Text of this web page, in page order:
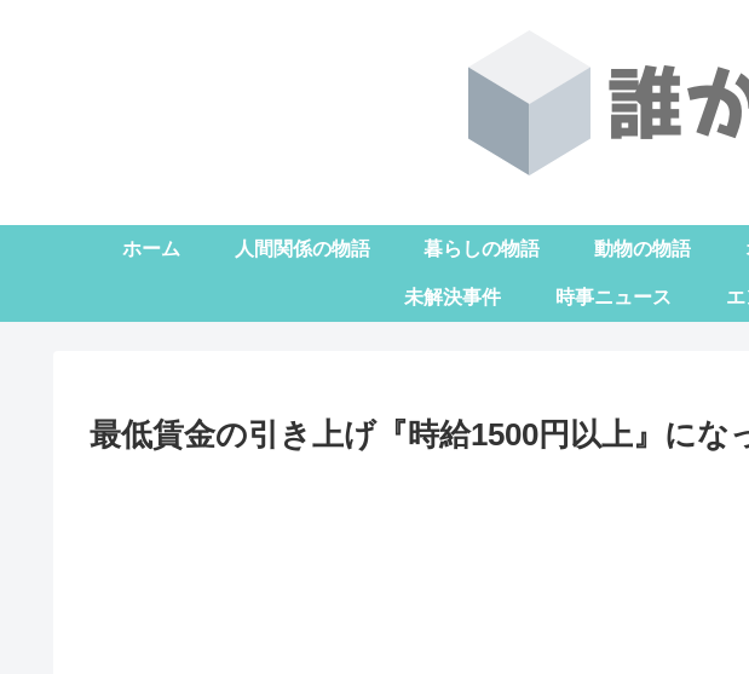
ホーム 人間関係の物語 暮らしの物語 動物の物語
未解決事件 時事ニュース
最低賃金の引き上げ『時給1500円以上』にな